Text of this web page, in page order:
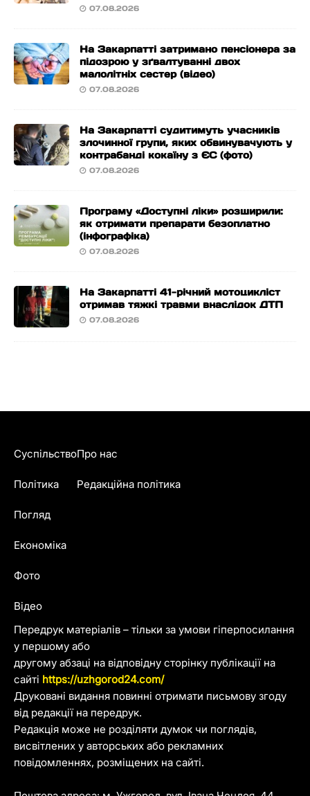
07.08.2026
На Закарпатті затримано пенсіонера за
підозрою у зґвалтуванні двох
малолітніх сестер (відео)
07.08.2026
На Закарпатті судитимуть учасників
злочинної групи, яких обвинувачують у
контрабанді кокаїну з ЄС (фото)
07.08.2026
Програму «Доступні ліки» розширили:
як отримати препарати безоплатно
(інфографіка)
07.08.2026
На Закарпатті 41-річний мотоцикліст
отримав тяжкі травми внаслідок ДТП
07.08.2026
Передрук матеріалів – тільки за умови гіперпосилання
у першому або
другому абзаці на відповідну сторінку публікації на
сайті https://uzhgorod24.com/
Друковані видання повинні отримати письмову згоду
від редакції на передрук.
Редакція може не розділяти думок чи поглядів,
висвітлених у авторських або рекламних
повідомленнях, розміщених на сайті.
Суспільство
Політика
Погляд
Економіка
Фото
Відео
Про нас
Редакційна політика